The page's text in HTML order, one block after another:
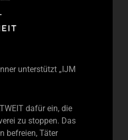
unterstützt „IJM
dafür ein, die
zu stoppen. Das
befreien, Täter